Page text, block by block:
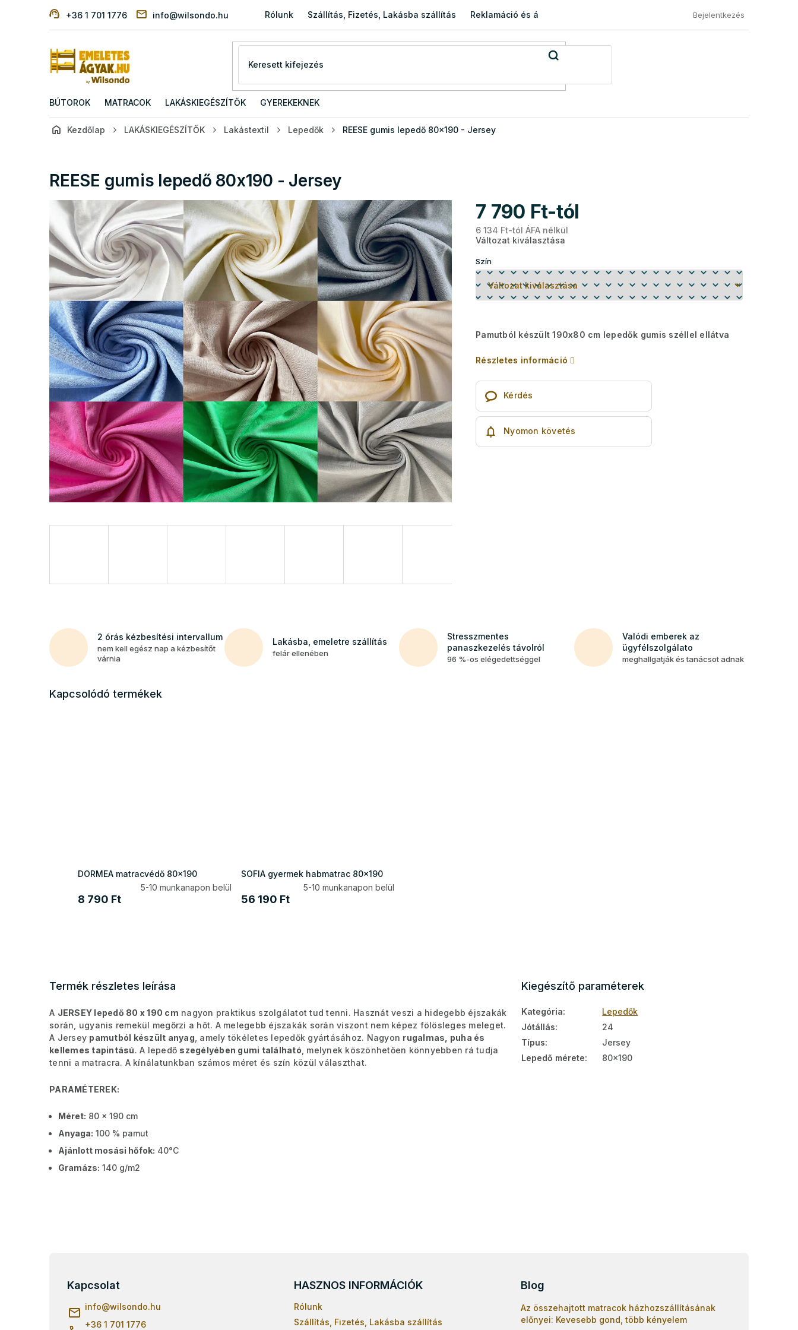
+36 1 701 1776 info@wilsondo.hu Rólunk Szállítás, Fizetés, Lakásba szállítás Reklamáció és áru visszaküldése Általános Szerződési Feltételek
Bejelentkezés
BÚTOROK MATRACOK LAKÁSKIEGÉSZÍTŐK GYEREKEKNEK
Kezdőlap LAKÁSKIEGÉSZÍTŐK Lakástextil Lepedők REESE gumis lepedő 80x190 - Jersey
REESE gumis lepedő 80x190 - Jersey
7 790 Ft-tól
6 134 Ft-tól ÁFA nélkül
Változat kiválasztása
Szín
Pamutból készült 190x80 cm lepedők gumis széllel ellátva
Részletes információ
Kérdés
Nyomon követés
2 órás kézbesítési intervallum
nem kell egész nap a kézbesítőt
várnia
Lakásba, emeletre szállítás
felár ellenében
Stresszmentes
panaszkezelés távolról
96 %-os elégedettséggel
Valódi emberek az
ügyfélszolgálato
meghallgatják és tanácsot adnak
Kapcsolódó termékek
DORMEA matracvédő 80x190
5-10 munkanapon belül
8 790 Ft
SOFIA gyermek habmatrac 80x190
5-10 munkanapon belül
56 190 Ft
Termék részletes leírása
A JERSEY lepedő 80 x 190 cm nagyon praktikus szolgálatot tud tenni. Hasznát veszi a hidegebb éjszakák
során, ugyanis remekül megőrzi a hőt. A melegebb éjszakák során viszont nem képez fölösleges meleget.
A Jersey pamutból készült anyag , amely tökéletes lepedők gyártásához. Nagyon rugalmas, puha és
kellemes tapintású. A lepedő szegélyében gumi található , melynek köszönhetően könnyebben rá tudja
tenni a matracra. A kínálatunkban számos méret és szín közül választhat.
PARAMÉTEREK:
Méret: 80 x 190 cm
Anyaga: 100 % pamut
Ajánlott mosási hőfok: 40°C
Gramázs: 140 g/m2
Kiegészítő paraméterek
Kategória:
Lepedők
Jótállás:
24
Típus:
Jersey
Lepedő mérete: 80x190
Kapcsolat
info@wilsondo.hu
+36 1 701 1776
HASZNOS INFORMÁCIÓK
Rólunk
Szállítás, Fizetés, Lakásba szállítás
Blog
Az összehajtott matracok házhozszállításának
előnyei: Kevesebb gond, több kényelem